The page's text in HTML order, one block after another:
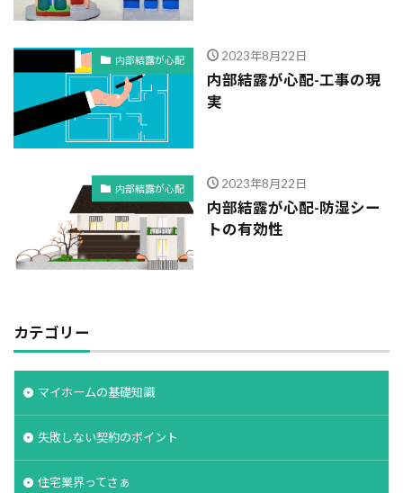
内部結露が心配 2023年8月22日
内部結露が心配-工事の現
実
内部結露が心配 2023年8月22日
内部結露が心配-防湿シー
トの有効性
カテゴリー
マイホームの基礎知識
失敗しない契約のポイント
住宅業界ってさぁ